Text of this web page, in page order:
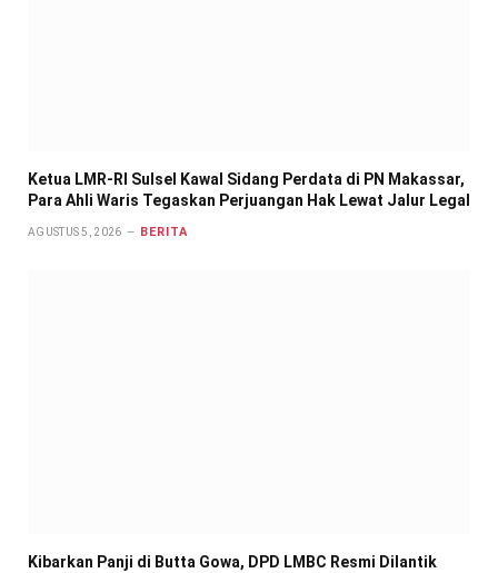
Ketua LMR-RI Sulsel Kawal Sidang Perdata di PN Makassar,
Para Ahli Waris Tegaskan Perjuangan Hak Lewat Jalur Legal
AGUSTUS 5, 2026 BERITA
Kibarkan Panji di Butta Gowa, DPD LMBC Resmi Dilantik